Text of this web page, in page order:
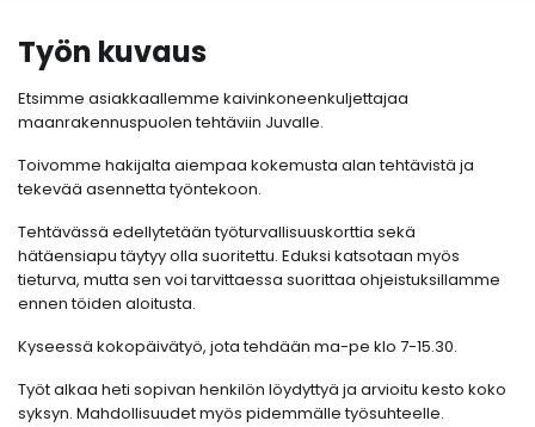
Työn kuvaus
Etsimme asiakkaallemme kaivinkoneenkuljettajaa
maanrakennuspuolen tehtäviin Juvalle.
Toivomme hakijalta aiempaa kokemusta alan tehtävistä ja
tekevää asennetta työntekoon.
Tehtävässä edellytetään työturvallisuuskorttia sekä
hätäensiapu täytyy olla suoritettu. Eduksi katsotaan myös
tieturva, mutta sen voi tarvittaessa suorittaa ohjeistuksillamme
ennen töiden aloitusta.
Kyseessä kokopäivätyö, jota tehdään ma-pe klo 7-15.30.
Työt alkaa heti sopivan henkilön löydyttyä ja arvioitu kesto koko
syksyn. Mahdollisuudet myös pidemmälle työsuhteelle.